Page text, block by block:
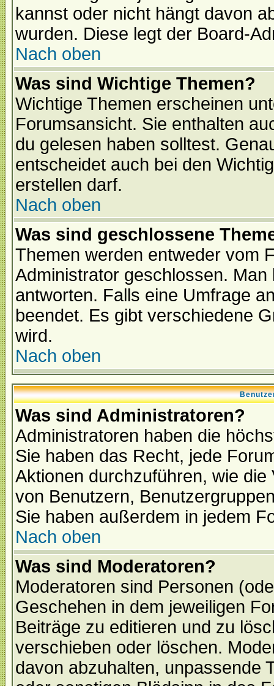
kannst oder nicht hängt davon
wurden. Diese legt der Board-
Nach oben
Was sind Wichtige Themen?
Wichtige Themen erscheinen
Forumsansicht. Sie enthalten
du gelesen haben solltest.
entscheidet auch bei den
erstellen darf.
Nach oben
Was sind geschlossene
Themen werden entweder vom
Administrator geschlossen.
antworten. Falls eine Umfrage
beendet. Es gibt verschiedene
wird.
Nach oben
Was sind Administratoren?
Administratoren haben die
Sie haben das Recht, jede
Aktionen durchzuführen, wie
von Benutzern,
Sie haben außerdem in jedem
Nach oben
Was sind Moderatoren?
Moderatoren sind Personen
Geschehen in dem jeweiligen
Beiträge zu editieren und zu
verschieben oder löschen.
davon abzuhalten, unpassende